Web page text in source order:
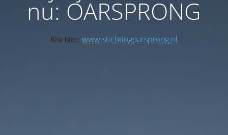
nu: OARSPRONG
Klik hier: www.stichtingoarsprong.nl